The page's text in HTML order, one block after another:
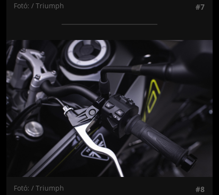
Fotó: / Triumph #7
Jön még kép!
Fotó: / Triumph #8